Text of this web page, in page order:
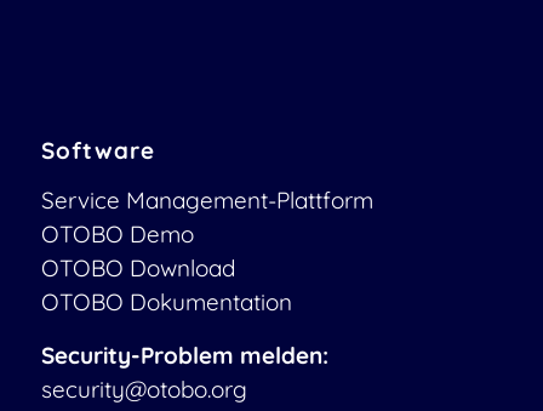
Software
Service Management-Plattform
OTOBO Demo
OTOBO Download
OTOBO Dokumentation
Security-Problem melden:
security@otobo.org